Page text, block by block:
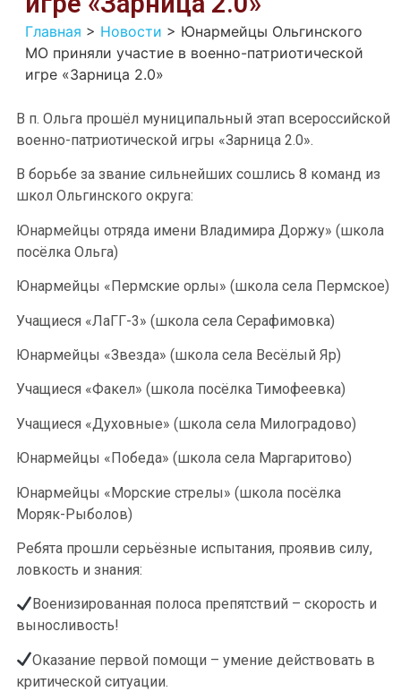
Главная > Новости > Юнармейцы Ольгинского
МО приняли участие в военно-патриотической
игре «Зарница 2.0»
В п. Ольга прошёл муниципальный этап всероссийской
военно-патриотической игры «Зарница 2.0».
В борьбе за звание сильнейших сошлись 8 команд из
школ Ольгинского округа:
Юнармейцы отряда имени Владимира Доржу» (школа
посёлка Ольга)
Юнармейцы «Пермские орлы» (школа села Пермское)
Учащиеся «ЛаГГ-3» (школа села Серафимовка)
Юнармейцы «Звезда» (школа села Весёлый Яр)
Учащиеся «Факел» (школа посёлка Тимофеевка)
Учащиеся «Духовные» (школа села Милоградово)
Юнармейцы «Победа» (школа села Маргаритово)
Юнармейцы «Морские стрелы» (школа посёлка
Моряк-Рыболов)
Ребята прошли серьёзные испытания, проявив силу,
ловкость и знания:
Военизированная полоса препятствий – скорость и
выносливость!
Оказание первой помощи – умение действовать в
критической ситуации.